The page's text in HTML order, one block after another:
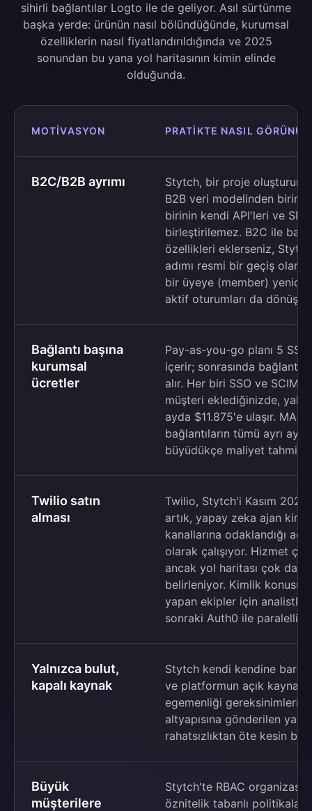
sihirli bağlantılar Logto ile de geliyor. Asıl sürtünme
başka yerde: ürünün nasıl bölündüğünde, kurumsal
özelliklerin nasıl fiyatlandırıldığında ve 2025
sonundan bu yana yol haritasının kimin elinde
olduğunda.
MOTIVASYON PRATIKTE NASIL GÖRÜNÜR
B2C/B2B ayrımı
Stytch, bir proje
B2B veri modelinden birini
birinin kendi API'leri ve
birleştirilemez. B2C ile
özellikleri eklerseniz,
adımı resmi bir geçiş olarak
bir üyeye (member)
aktif oturumları da
Bağlantı başına
kurumsal
ücretler
Pay-as-you-go planı 5 SSO
içerir; sonrasında bağlantı
alır. Her biri SSO ve SCIM
müşteri eklediğinizde,
ayda $11.875'e ulaşır.
bağlantıların tümü ayrı
büyüdükçe maliyet
Twilio satın
alması
Twilio, Stytch'i Kasım
artık, yapay zeka ajan
kanallarına odaklandığı
olarak çalışıyor. Hizmet
ancak yol haritası çok
belirleniyor. Kimlik
yapan ekipler için analistler,
sonraki Auth0 ile paralelliği
Yalnızca bulut,
kapalı kaynak
Stytch kendi kendine
ve platformun açık kaynak
egemenliği gereksinimleri
altyapısına gönderilen
rahatsızlıktan öte kesin bir
Büyük
müşterilere
Stytch'te RBAC
öznitelik tabanlı politikalar